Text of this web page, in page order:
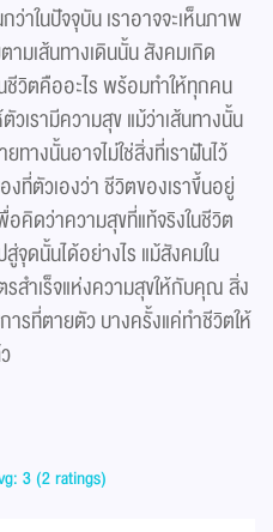
าในปัจจุบัน เราอาจจะเห็นภาพ
มเส้นทางเดินนั้น สังคมเกิด
ชีวิตคืออะไร พร้อมทำให้ทุกคน
วเรามีความสุข แม้ว่าเส้นทางนั้น
ทางนั้นอาจไม่ใช่สิ่งที่เราฝันไว้
ที่ตัวเองว่า ชีวิตของเราขึ้นอยู่
อคิดว่าความสุขที่แท้จริงในชีวิต
สู่จุดนั้นได้อย่างไร แม้สังคมใน
สำเร็จแห่งความสุขให้กับคุณ สิ่ง
รที่ตายตัว บางครั้งแค่ทำชีวิตให้
3 (2 ratings)